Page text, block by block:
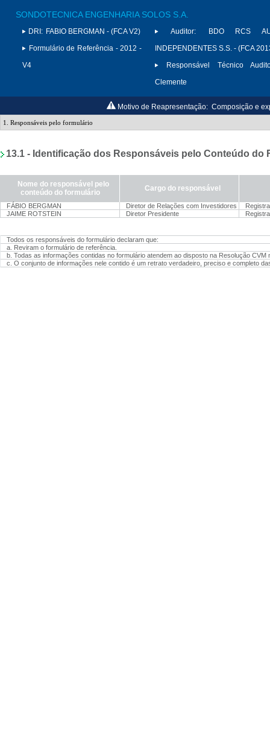
SONDOTECNICA ENGENHARIA SOLOS S.A.
DRI: FABIO BERGMAN - (FCA V2)
Formulário de Referência - 2012 -
V4
Auditor:
BDO RCS
INDEPENDENTES S.S. - (FCA
Responsável Técnico
Clemente
Motivo de Reapresentação: Composição e